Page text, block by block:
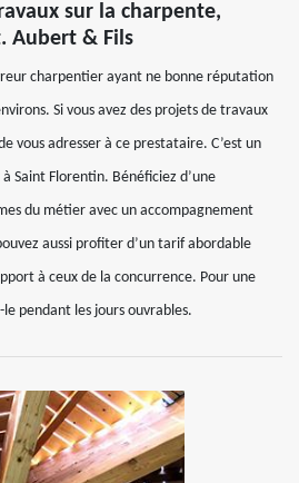
sur la charpente,
Aubert & Fils
charpentier ayant ne bonne réputation
Si vous avez des projets de travaux
vous adresser à ce prestataire. C’est un
Saint Florentin. Bénéficiez d’une
du métier avec un accompagnement
aussi profiter d’un tarif abordable
à ceux de la concurrence. Pour une
pendant les jours ouvrables.